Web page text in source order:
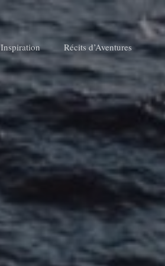
Inspiration Récits d’Aventures